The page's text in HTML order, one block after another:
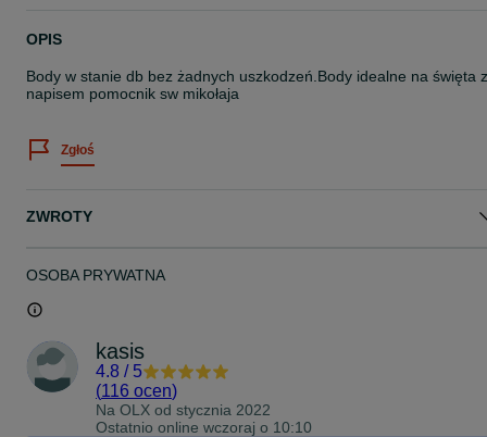
OPIS
Body w stanie db bez żadnych uszkodzeń.Body idealne na święta z
napisem pomocnik sw mikołaja
Zgłoś
ZWROTY
OSOBA PRYWATNA
kasis
4.8 / 5
(116 ocen)
Na OLX od stycznia 2022
Ostatnio online wczoraj o 10:10